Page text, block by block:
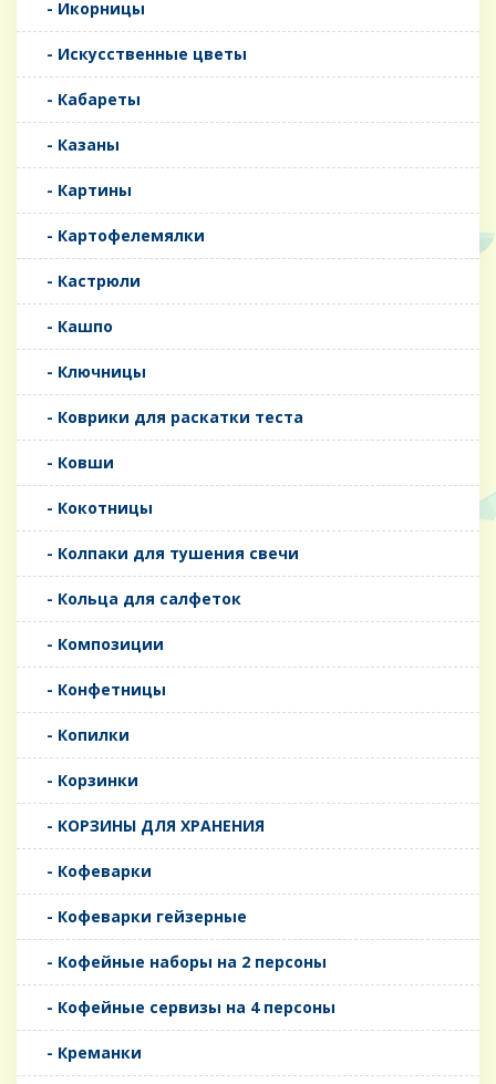
- Икорницы
- Искусственные цветы
- Кабареты
- Казаны
- Картины
- Картофелемялки
- Кастрюли
- Кашпо
- Ключницы
- Коврики для раскатки теста
- Ковши
- Кокотницы
- Колпаки для тушения свечи
- Кольца для салфеток
- Композиции
- Конфетницы
- Копилки
- Корзинки
- КОРЗИНЫ ДЛЯ ХРАНЕНИЯ
- Кофеварки
- Кофеварки гейзерные
- Кофейные наборы на 2 персоны
- Кофейные сервизы на 4 персоны
- Креманки